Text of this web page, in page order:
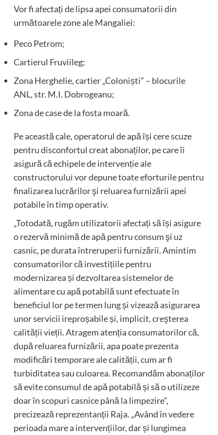
Vor fi afectați de lipsa apei consumatorii din
următoarele zone ale Mangaliei:
Peco Petrom;
Cartierul Fruviileg;
Zona Herghelie, cartier „Coloniști” – blocurile
ANL, str. M.I. Dobrogeanu;
Zona de case de la fosta moară.
Pe această cale, operatorul de apă își cere scuze
pentru disconfortul creat abonaților, pe care îi
asigură că echipele de intervenție ale
constructorului vor depune toate eforturile pentru
finalizarea lucrărilor şi reluarea furnizării apei
potabile în timp operativ.
„Totodată, rugăm utilizatorii afectați să își asigure
o rezervă minimă de apă pentru consum şi uz
casnic, pe durata întreruperii furnizării. Amintim
consumatorilor că investițiile pentru
modernizarea și dezvoltarea sistemelor de
alimentare cu apă potabilă sunt efectuate în
beneficiul lor pe termen lung și vizează asigurarea
unor servicii ireproșabile și, implicit, creşterea
calității vieții. Atragem atenția consumatorilor că,
după reluarea furnizării, apa poate prezenta
modificări temporare ale calității, cum ar fi
turbiditatea sau culoarea. Recomandăm abonaților
să evite consumul de apă potabilă și să o utilizeze
doar în scopuri casnice până la limpezire”,
precizează reprezentanții Raja. „Având în vedere
perioada mare a intervențiilor, dar și lungimea